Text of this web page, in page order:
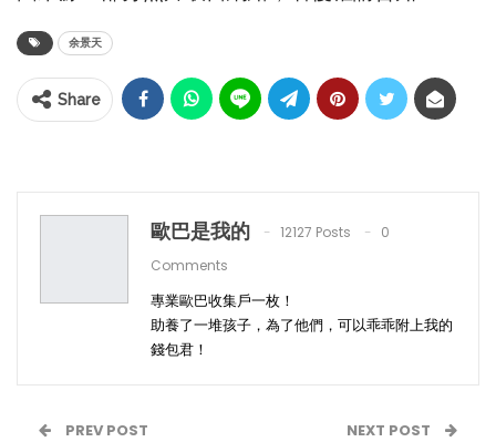
余景天
Share
歐巴是我的 12127 Posts
0
Comments
專業歐巴收集戶一枚！
助養了一堆孩子，為了他們，可以乖乖附上我的
錢包君！
PREV POST NEXT POST